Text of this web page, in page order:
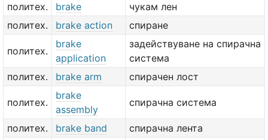
политех.
brake
чукам лен
политех.
brake action спиране
политех.
brake
application
задействуване на спирачна
система
политех.
brake arm спирачен лост
политех.
brake
assembly
спирачна система
политех. brake band
спирачна лента